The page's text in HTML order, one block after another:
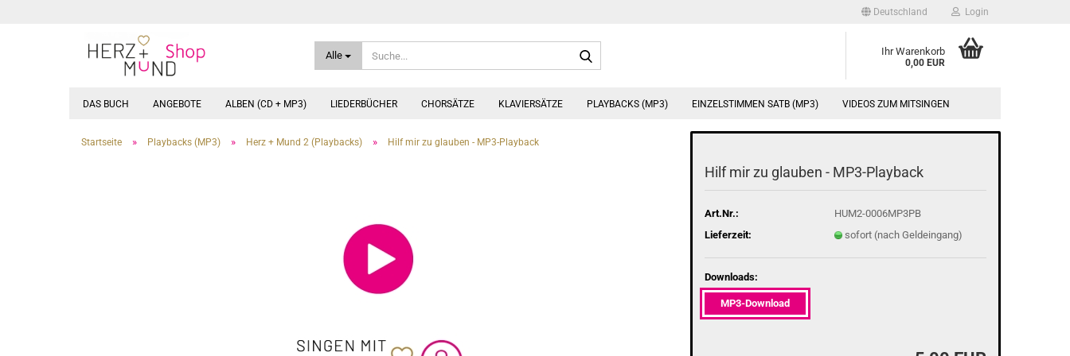
Deutschland Login
Alle Ihr Warenkorb
0,00 EUR
DAS BUCH ANGEBOTE ALBEN (CD + MP3) LIEDERBÜCHER CHORSÄTZE KLAVIERSÄTZE PLAYBACKS (MP3) EINZELSTIMMEN SATB (MP3) VIDEOS ZUM MITSINGEN
Startseite » Playbacks (MP3) » Herz + Mund 2 (Playbacks) » Hilf mir zu glauben - MP3-Playback
Hilf mir zu glau­ben - MP3-​Playback
Art.Nr.:
HUM2-0006MP3PB
Lieferzeit:
sofort (nach Geldeingang)
Downloads:
MP3-Download